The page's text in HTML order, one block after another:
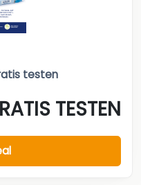
testen
TESTEN